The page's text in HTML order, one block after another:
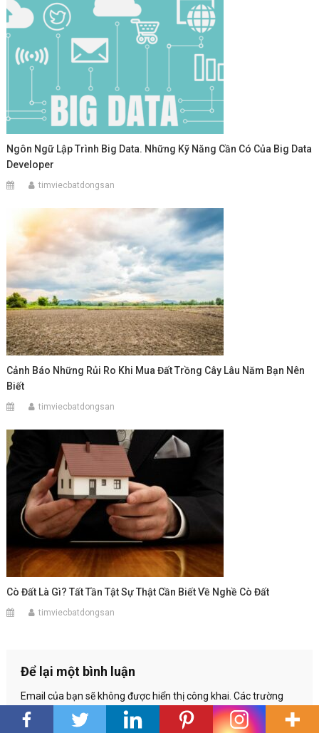
Ngôn Ngữ Lập Trình Big Data. Những Kỹ Năng Cần Có Của Big Data
Developer
timviecbatdongsan
Cảnh Báo Những Rủi Ro Khi Mua Đất Trồng Cây Lâu Năm Bạn Nên
Biết
timviecbatdongsan
Cò Đất Là Gì? Tất Tần Tật Sự Thật Cần Biết Về Nghề Cò Đất
timviecbatdongsan
Để lại một bình luận
Email của bạn sẽ không được hiển thị công khai. Các trường
bắt buộc được đánh dấu*